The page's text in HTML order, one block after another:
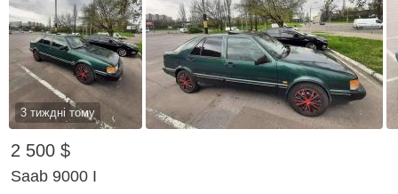
3 тиждні тому
2 500 $
Saab 9000 I